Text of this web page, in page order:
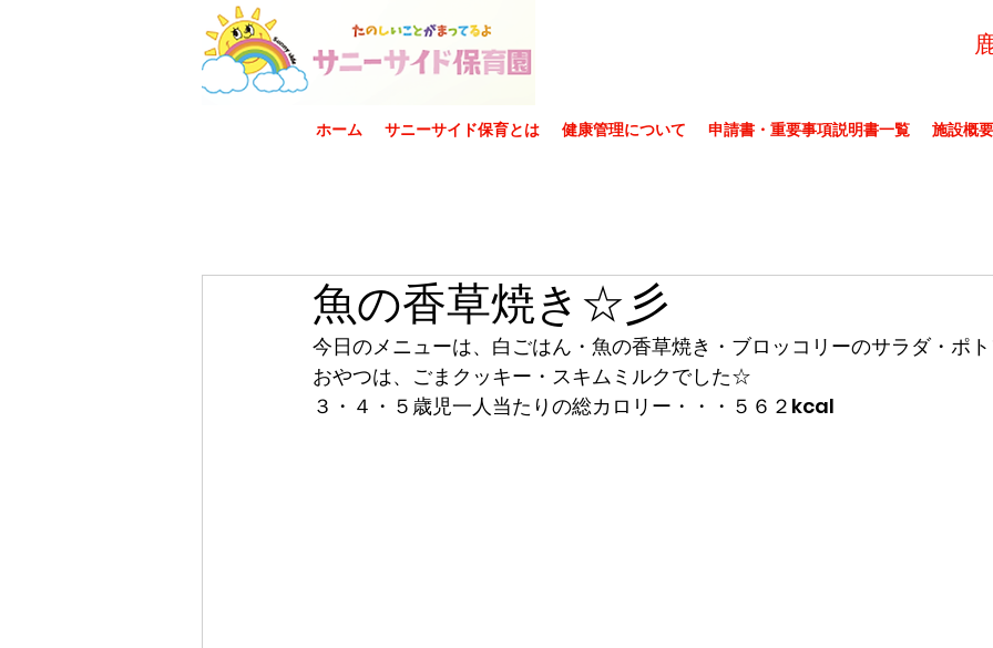
ホーム サニーサイド保育とは 健康管理について 申請書・重要事項説明書一覧 施設概要
魚の香草焼き☆彡
今日のメニューは、白ごはん・魚の香草焼き・ブロッコリーのサラダ・ポ
おやつは、ごまクッキー・スキムミルクでした☆
３・４・５歳児一人当たりの総カロリー・・・５６２kcal